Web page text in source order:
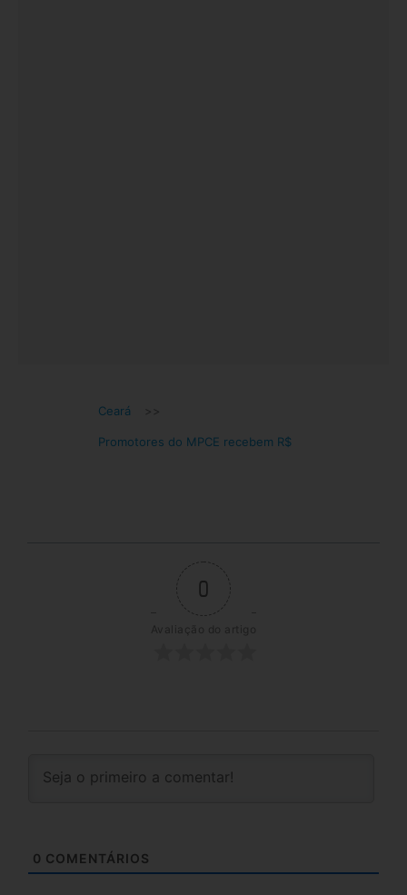
Ceará >>
Promotores do MPCE recebem R$
0
Avaliação do artigo
0 COMENTÁRIOS